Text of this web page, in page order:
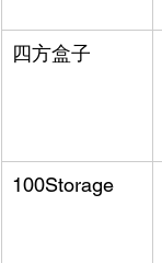
四方盒子
100Storage